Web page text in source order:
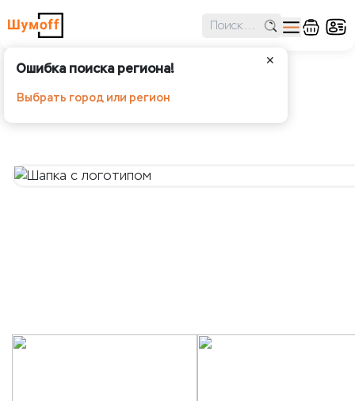
✕
Ошибка поиска региона!
Выбрать город или регион